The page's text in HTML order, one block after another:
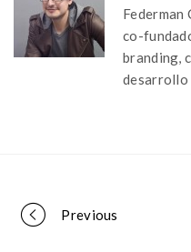
co-
branding,
desarrollo
Portfolio
Previous